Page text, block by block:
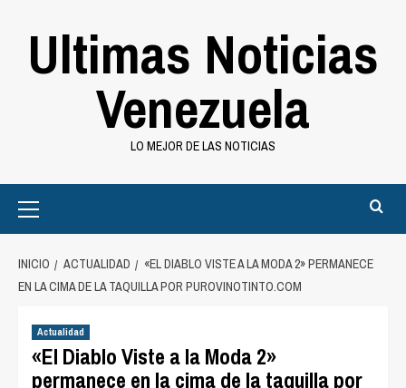
Ultimas Noticias
Venezuela
LO MEJOR DE LAS NOTICIAS
Menu
INICIO ACTUALIDAD
«EL DIABLO VISTE A LA MODA 2» PERMANECE
EN LA CIMA DE LA TAQUILLA POR PUROVINOTINTO.COM
Actualidad
«El Diablo Viste a la Moda 2»
permanece en la cima de la taquilla por